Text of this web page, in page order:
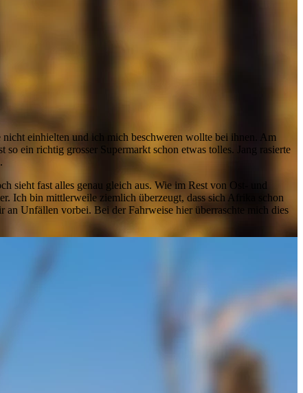
einhielten und ich mich beschweren wollte bei ihnen. Am
ein richtig grosser Supermarkt schon etwas tolles. Jang rasierte
sieht fast alles genau gleich aus. Wie im Rest von Ost- und
Ich bin mittlerweile ziemlich überzeugt, dass sich Afrika schon
Unfällen vorbei. Bei der Fahrweise hier überraschte mich dies